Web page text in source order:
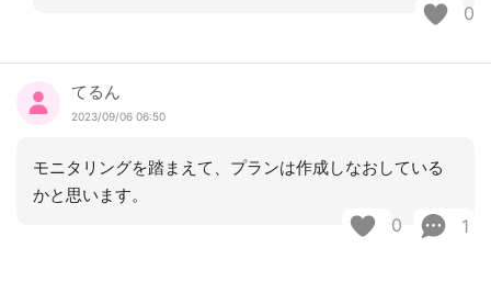
0
てるん
2023/09/06 06:50
モニタリングを踏まえて、プランは作成しなおしている
かと思います。
0 1